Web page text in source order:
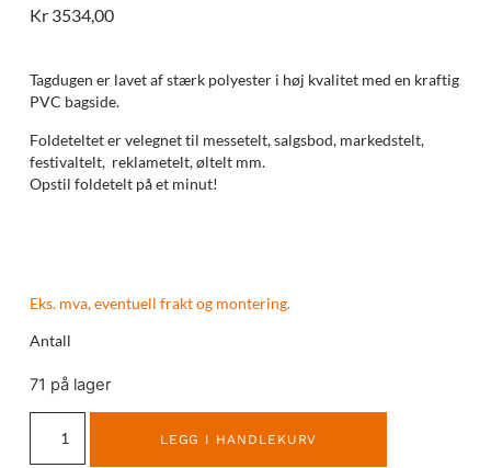
Kr3534,00
Tagdugen er lavet af stærk polyester i høj kvalitet med en kraftig
PVC bagside.
Foldeteltet er velegnet til messetelt, salgsbod, markedstelt,
festivaltelt, reklametelt, øltelt mm.
Opstil foldetelt på et minut!
Eks. mva, eventuell frakt og montering.
Antall
71 på lager
LEGG I HANDLEKURV